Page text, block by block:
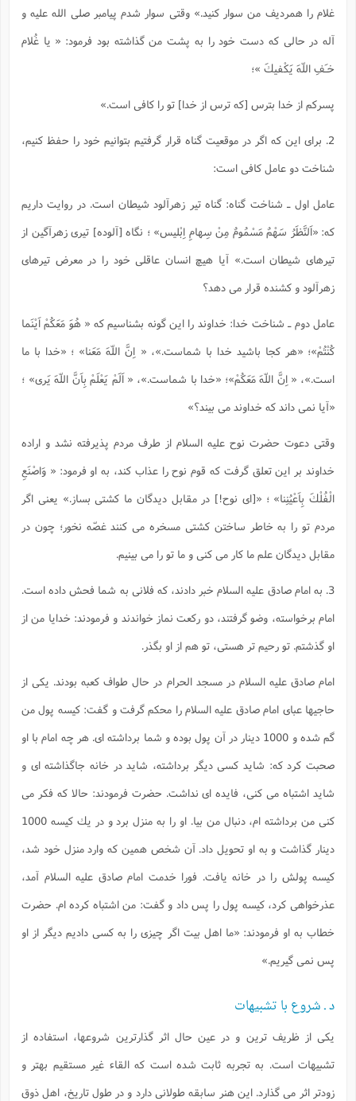
غلام را همرديف من سوار كنيد.» وقتى سوار شدم پيامبر صلى الله عليه و
آله در حالى كه دست خود را به پشت من گذاشته بود فرمود: « يا غُلام
خـَفِ اللّهَ يَكْفيكَ »؛
پسركم از خدا بترس [كه ترس از خدا] تو را كافى است.»
2. براى اين كه اگر در موقعيت گناه قرار گرفتيم بتوانيم خود را حفظ كنيم،
شناخت دو عامل كافى است:
عامل اول ـ شناخت گناه: گناه تير زهرآلود شيطان است. در روايت داريم
كه: «اَلنَّظَرُ سَهْمٌ مَسْمُومٌ مِنْ سِهامِ اِبْليس» ؛ نگاه [آلوده] تيرى زهرآگين از
تيرهاى شيطان است.»آيا هيچ انسان عاقلى خود را در معرض تيرهاى
زهرآلود و كشنده قرار مى دهد؟
عامل دوم ـ شناخت خدا: خداوند را اين گونه بشناسيم كه« هُوَ مَعَكُمْ اَيْنَما
كُنْتُمْ»؛ «هر كجا باشيد خدا با شماست.»، « اِنَّ اللّهَ مَعَنا» ؛ «خدا با ما
است.»، « اِنَّ اللّهَ مَعَكُمْ»؛ «خدا با شماست.»، « اَلَمْ يَعْلَمْ بِاَنَّ اللّهَ يَرى» ؛
«آيا نمى داند كه خداوند مى بيند؟»
وقتى دعوت حضرت نوح عليه السلام از طرف مردم پذيرفته نشد و اراده
خداوند بر اين تعلق گرفت كه قوم نوح را عذاب كند، به او فرمود: « وَاصْنَعِ
الْفُلْكَ بِاَعْيُنِنا» ؛ «[اى نوح!] در مقابل ديدگان ما كشتى بساز.»يعنى اگر
مردم تو را به خاطر ساختن كشتى مسخره مى كنند غصّه نخور؛ چون در
مقابل ديدگان علم ما كار مى كنى و ما تو را مى بينيم.
3. به امام صادق عليه السلام خبر دادند، كه فلانى به شما فحش داده است.
امام برخواسته، وضو گرفتند، دو ركعت نماز خواندند و فرمودند: خدايا من از
او گذشتم. تو رحيم تر هستى، تو هم از او بگذر.
امام صادق عليه السلام در مسجد الحرام در حال طواف كعبه بودند. يكى از
حاجيها عباى امام صادق عليه السلام را محكم گرفت و گفت: كيسه پول من
گم شده و 1000 دينار در آن پول بوده و شما برداشته اى. هر چه امام با او
صحبت كرد كه: شايد كسى ديگر برداشته، شايد در خانه جاگذاشته اى و
شايد اشتباه مى كنى، فايده اى نداشت. حضرت فرمودند: حالا كه فكر مى
كنى من برداشته ام، دنبال من بيا. او را به منزل برد و در يك كيسه 1000
دينار گذاشت و به او تحويل داد. آن شخص همين كه وارد منزل خود شد،
كيسه پولش را در خانه يافت. فورا خدمت امام صادق عليه السلام آمد،
عذرخواهى كرد، كيسه پول را پس داد و گفت: من اشتباه كرده ام. حضرت
خطاب به او فرمودند: «ما اهل بيت اگر چيزى را به كسى داديم ديگر از او
پس نمى گيريم.»
د ـ شروع با تشبيهات
يكى از ظريف ترين و در عين حال اثر گذارترين شروعها، استفاده از
تشبيهات است. به تجربه ثابت شده است كه القاء غير مستقيم بهتر و
زودتر اثر مى گذارد. اين هنر سابقه طولانى دارد و در طول تاريخ، اهل ذوق